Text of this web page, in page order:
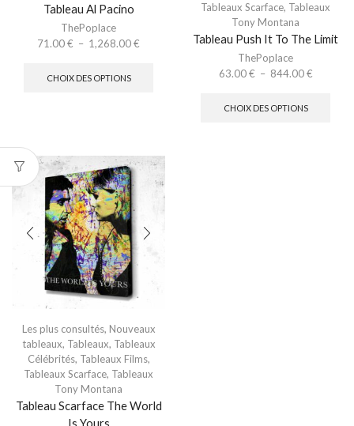
Tableau Al Pacino
ThePoplace
71.00€ – 1,268.00€
CHOIX DES OPTIONS
Tableaux Scarface, Tableaux
Tony Montana
Tableau Push It To The Limit
ThePoplace
63.00€ – 844.00€
CHOIX DES OPTIONS
Les plus consultés, Nouveaux
tableaux, Tableaux, Tableaux
Célébrités, Tableaux Films,
Tableaux Scarface, Tableaux
Tony Montana
Tableau Scarface The World
Is Yours